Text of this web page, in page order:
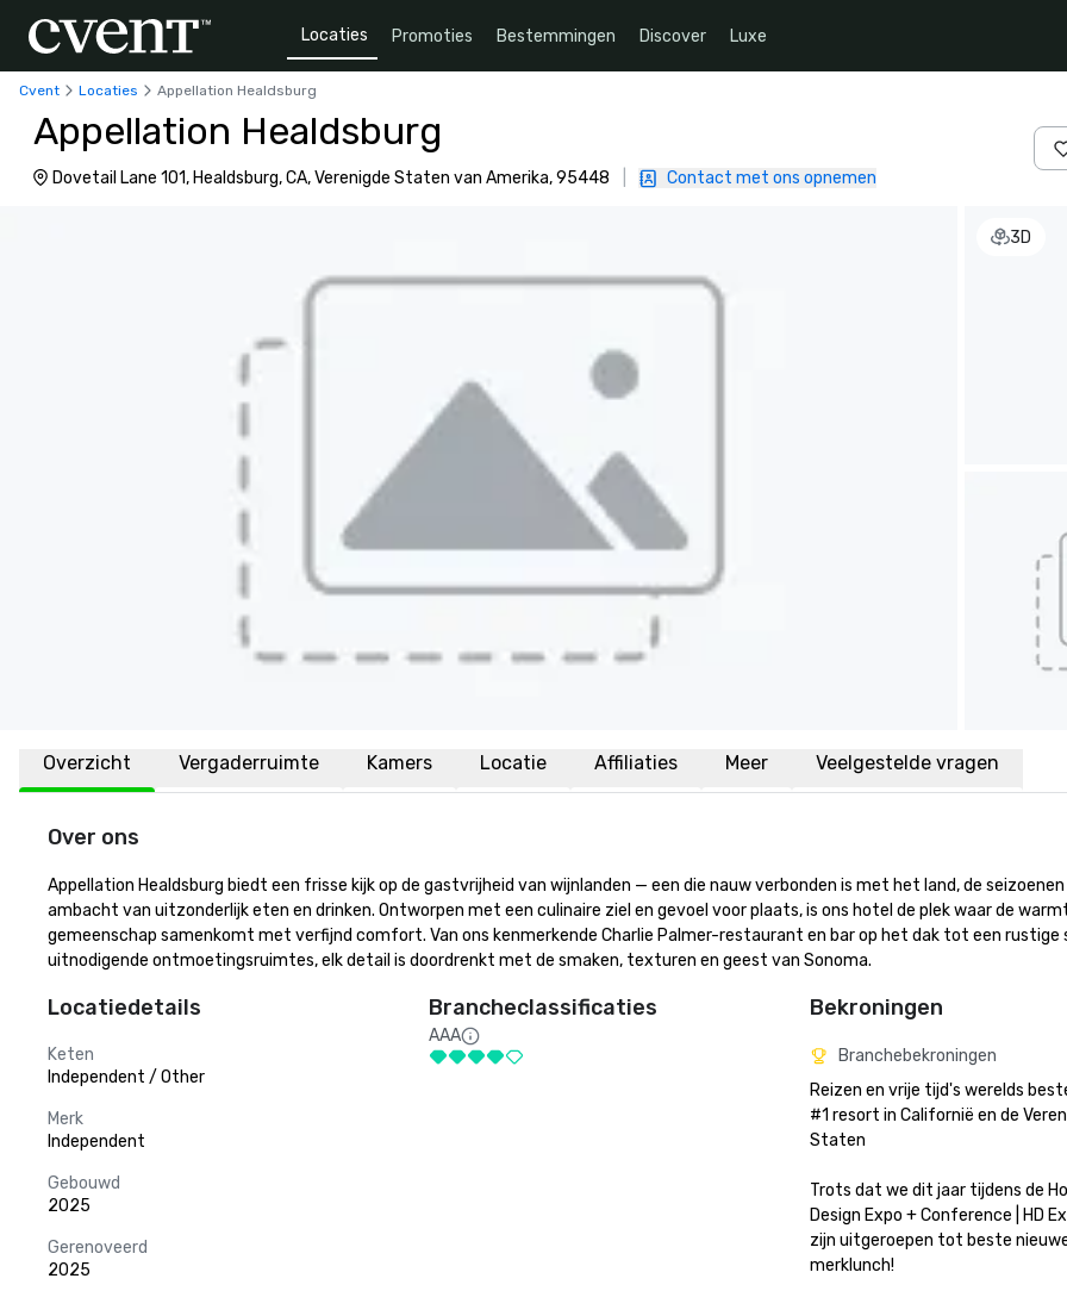
Locaties Promoties Bestemmingen Discover Luxe
Cvent Locaties Appellation Healdsburg
Appellation Healdsburg
Dovetail Lane 101, Healdsburg, CA, Verenigde Staten van Amerika, 95448 Contact met ons opnemen
3D
Overzicht Vergaderruimte Kamers Locatie Affiliaties Meer Veelgestelde vragen
Over ons
Appellation Healdsburg biedt een frisse kijk op de gastvrijheid van wijnlanden — een die nauw verbonden is met het land, de
ambacht van uitzonderlijk eten en drinken. Ontworpen met een culinaire ziel en gevoel voor plaats, is ons hotel de plek waar de
gemeenschap samenkomt met verfijnd comfort. Van ons kenmerkende Charlie Palmer-restaurant en bar op het dak tot een rustige
uitnodigende ontmoetingsruimtes, elk detail is doordrenkt met de smaken, texturen en geest van Sonoma.
Locatiedetails
Keten
Independent / Other
Merk
Independent
Gebouwd
2025
Gerenoveerd
2025
Brancheclassificaties
AAA
Bekroningen
Branchebekroningen
Reizen en vrije tijd's werelds
#1 resort in Californië en de
Staten
Trots dat we dit jaar tijdens de
Design Expo + Conference | HD
zijn uitgeroepen tot beste
merklunch!